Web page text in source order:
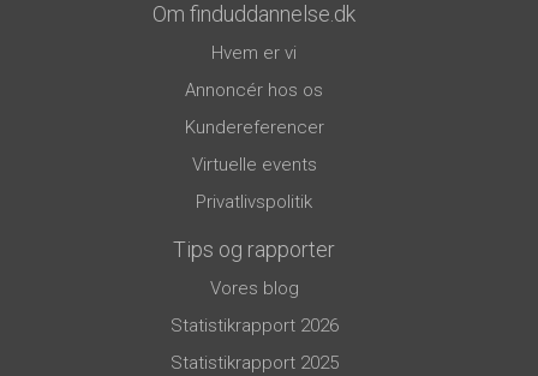
Om finduddannelse.dk
Hvem er vi
Annoncér hos os
Kundereferencer
Virtuelle events
Privatlivspolitik
Tips og rapporter
Vores blog
Statistikrapport 2026
Statistikrapport 2025